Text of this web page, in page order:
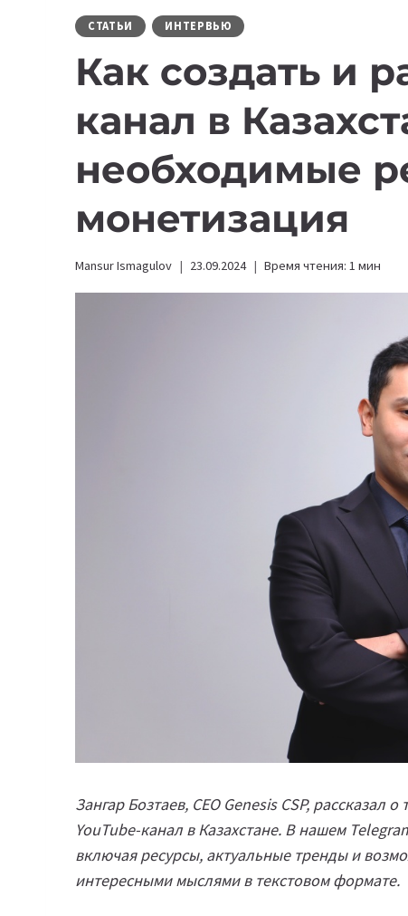
СТАТЬИ ИНТЕРВЬЮ
Как создать и
канал в
необходимые
монетизация
Mansur Ismagulov 23.09.2024 Время чтения: 1 мин
Зангар Бозтаев, CEO Genesis CSP, рассказал
YouTube-канал в Казахстане. В нашем
включая ресурсы, актуальные тренды и
интересными мыслями в текстовом формате.